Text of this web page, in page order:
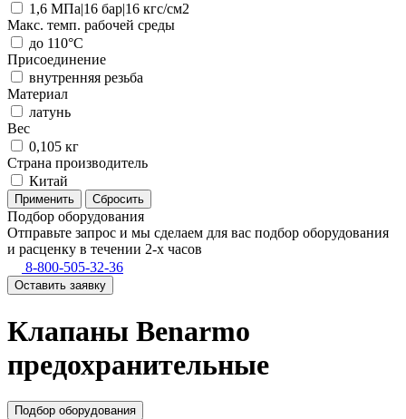
1,6 МПа|16 бар|16 кгс/см2
Макс. темп. рабочей среды
до 110°С
Присоединение
внутренняя резьба
Материал
латунь
Вес
0,105 кг
Страна производитель
Китай
Применить Сбросить
Подбор оборудования
Отправьте запрос и мы сделаем для вас подбор оборудования
и расценку в течении 2-х часов
8-800-505-32-36
Оставить заявку
Клапаны Benarmo
предохранительные
Подбор оборудования